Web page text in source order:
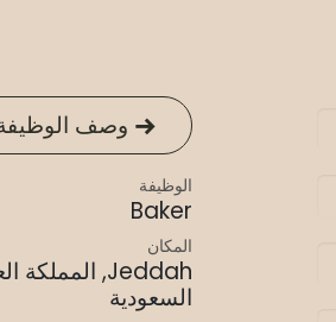
وصف
الوظيفة
Baker
المكان
Jeddah
, المملكة
السعودية